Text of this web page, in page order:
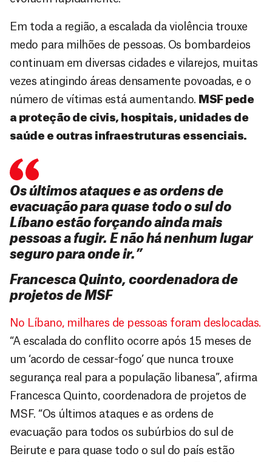
Em toda a região, a escalada da violência trouxe
medo para milhões de pessoas. Os bombardeios
continuam em diversas cidades e vilarejos, muitas
vezes atingindo áreas densamente povoadas, e o
número de vítimas está aumentando. MSF pede
a proteção de civis, hospitais, unidades de
saúde e outras infraestruturas essenciais.
Os últimos ataques e as ordens de
evacuação para quase todo o sul do
Líbano estão forçando ainda mais
pessoas a fugir. E não há nenhum lugar
seguro para onde ir.”
Francesca Quinto, coordenadora de
projetos de MSF
No Líbano, milhares de pessoas foram deslocadas.
“A escalada do conflito ocorre após 15 meses de
um ‘acordo de cessar-fogo’ que nunca trouxe
segurança real para a população libanesa”, afirma
Francesca Quinto, coordenadora de projetos de
MSF. “Os últimos ataques e as ordens de
evacuação para todos os subúrbios do sul de
Beirute e para quase todo o sul do país estão